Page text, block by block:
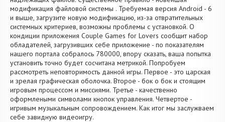
модификация файловой системы . Требуемая версия Android - 6
и выше, загрузите новую модификацию, из-за отвратительных
системных критериев, возможны проблемы с установкой. О
кондиции приложения Couple Games for Lovers сообщит набор
обладателей, загрузивших себе приложение - по показателям
нашего портала собралось 780000, впору сказать, ваша попытка
установить точно будет сосчитана метрикой. Попробуем
рассмотреть неповторимость данной игры. Первое - это царская
и зрелая графическая оболочка. Второе - бок о бок и стоящим
игровым процессом и миссиями. Третье - качественно
оформлеными символами кнопок управления. Четвертое -
игривым музыкальным сопровождением. Как итог мы заслужваем
себе завидную видеоигру.